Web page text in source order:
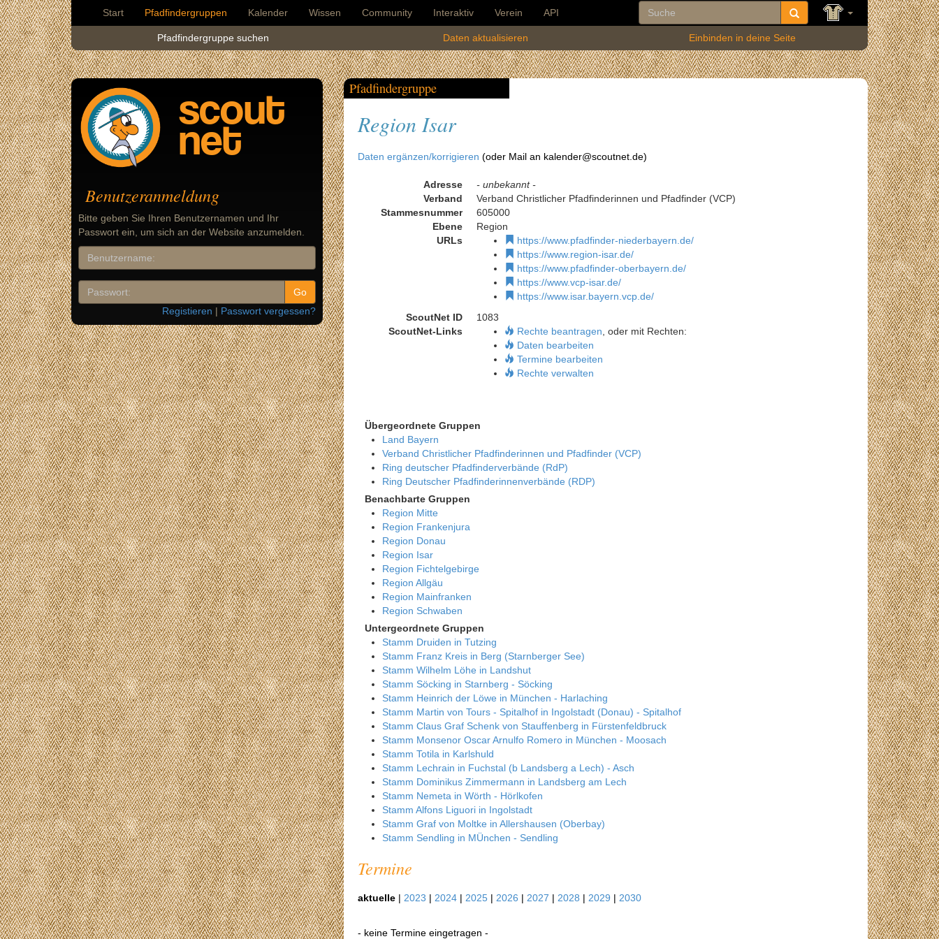
Start Pfadfindergruppen Kalender Wissen Community Interaktiv Verein API
Pfadfindergruppe suchen Daten aktualisieren Einbinden in deine Seite
scout
net
Benutzeranmeldung
Bitte geben Sie Ihren Benutzernamen und Ihr
Passwort ein, um sich an der Website anzumelden.
Registieren | Passwort vergessen?
Pfadfindergruppe
Region Isar
Daten ergänzen/korrigieren (oder Mail an kalender@scoutnet.de)
Adresse
- unbekannt -
Verband
Verband Christlicher Pfadfinderinnen und Pfadfinder (VCP)
Stammesnummer
605000
Ebene
Region
URLs
https://www.pfadfinder-niederbayern.de/
https://www.region-isar.de/
https://www.pfadfinder-oberbayern.de/
https://www.vcp-isar.de/
https://www.isar.bayern.vcp.de/
ScoutNet ID
1083
ScoutNet-Links
Rechte beantragen , oder mit Rechten:
Daten bearbeiten
Termine bearbeiten
Rechte verwalten
Übergeordnete Gruppen
Land Bayern
Verband Christlicher Pfadfinderinnen und Pfadfinder (VCP)
Ring deutscher Pfadfinderverbände (RdP)
Ring Deutscher Pfadfinderinnenverbände (RDP)
Benachbarte Gruppen
Region Mitte
Region Frankenjura
Region Donau
Region Isar
Region Fichtelgebirge
Region Allgäu
Region Mainfranken
Region Schwaben
Untergeordnete Gruppen
Stamm Druiden in Tutzing
Stamm Franz Kreis in Berg (Starnberger See)
Stamm Wilhelm Löhe in Landshut
Stamm Söcking in Starnberg - Söcking
Stamm Heinrich der Löwe in München - Harlaching
Stamm Martin von Tours - Spitalhof in Ingolstadt (Donau) - Spitalhof
Stamm Claus Graf Schenk von Stauffenberg in Fürstenfeldbruck
Stamm Monsenor Oscar Arnulfo Romero in München - Moosach
Stamm Totila in Karlshuld
Stamm Lechrain in Fuchstal (b Landsberg a Lech) - Asch
Stamm Dominikus Zimmermann in Landsberg am Lech
Stamm Nemeta in Wörth - Hörlkofen
Stamm Alfons Liguori in Ingolstadt
Stamm Graf von Moltke in Allershausen (Oberbay)
Stamm Sendling in MÜnchen - Sendling
Termine
aktuelle | 2023 | 2024 | 2025 | 2026 | 2027 | 2028 | 2029 | 2030
- keine Termine eingetragen -